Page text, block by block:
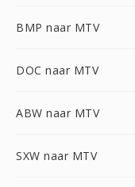
BMP naar MTV
DOC naar MTV
ABW naar MTV
SXW naar MTV